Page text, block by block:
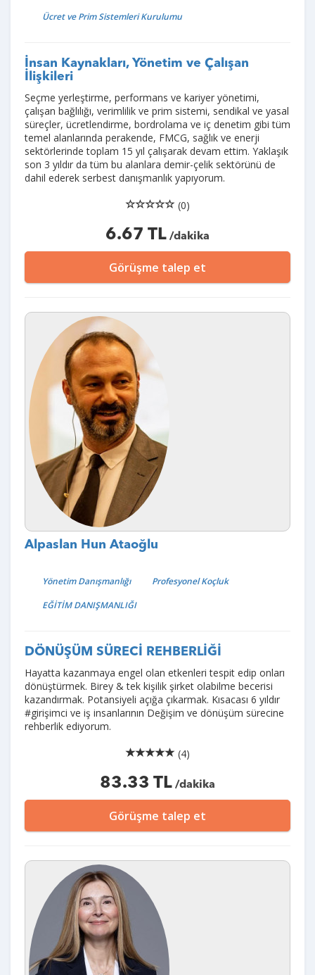
Ücret ve Prim Sistemleri Kurulumu
İnsan Kaynakları, Yönetim ve Çalışan
İlişkileri
Seçme yerleştirme, performans ve kariyer yönetimi,
çalışan bağlılığı, verimlilik ve prim sistemi, sendikal ve yasal
süreçler, ücretlendirme, bordrolama ve iç denetim gibi tüm
temel alanlarında perakende, FMCG, sağlık ve enerji
sektörlerinde toplam 15 yıl çalışarak devam ettim. Yaklaşık
son 3 yıldır da tüm bu alanlara demir-çelik sektörünü de
dahil ederek serbest danışmanlık yapıyorum.
(0)
6.67 TL /dakika
Görüşme talep et
Alpaslan Hun Ataoğlu
Yönetim Danışmanlığı
Profesyonel Koçluk
EĞİTİM DANIŞMANLIĞI
DÖNÜŞÜM SÜRECİ REHBERLİĞİ
Hayatta kazanmaya engel olan etkenleri tespit edip onları
dönüştürmek. Birey & tek kişilik şirket olabilme becerisi
kazandırmak. Potansiyeli açığa çıkarmak. Kısacası 6 yıldır
#girişimci ve iş insanlarının Değişim ve dönüşüm sürecine
rehberlik ediyorum.
(4)
83.33 TL /dakika
Görüşme talep et